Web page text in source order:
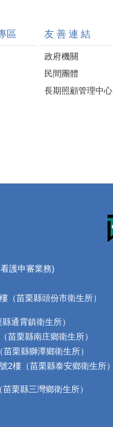
區 友 善 連 結
政府機關
民間團體
長期照顧管理中心
護申審業務)
（苗栗縣頭份市衛生所）
通霄鎮衛生所）
苗栗縣南庄鄉衛生所）
栗縣獅潭鄉衛生所）
2樓（苗栗縣泰安鄉衛生所）
栗縣三灣鄉衛生所）